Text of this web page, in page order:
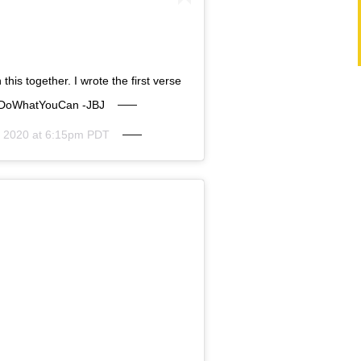
this together. I wrote the first verse
-JBJ
2020 at 6:15pm PDT